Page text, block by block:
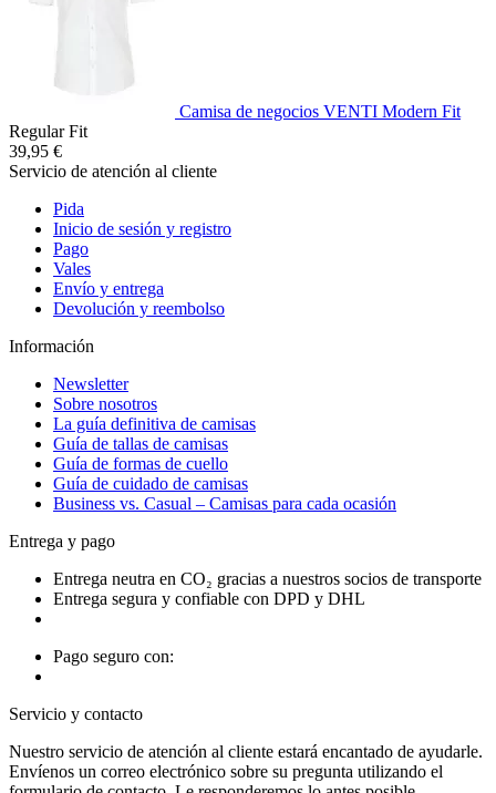
Camisa de negocios VENTI Modern Fit
Regular Fit
39,95 €
Servicio de atención al cliente
Pida
Inicio de sesión y registro
Pago
Vales
Envío y entrega
Devolución y reembolso
Información
Newsletter
Sobre nosotros
La guía definitiva de camisas
Guía de tallas de camisas
Guía de formas de cuello
Guía de cuidado de camisas
Business vs. Casual – Camisas para cada ocasión
Entrega y pago
Entrega neutra en CO₂ gracias a nuestros socios de transporte
Entrega segura y confiable con DPD y DHL
Pago seguro con:
Servicio y contacto
Nuestro servicio de atención al cliente estará encantado de ayudarle.
Envíenos un correo electrónico sobre su pregunta utilizando el